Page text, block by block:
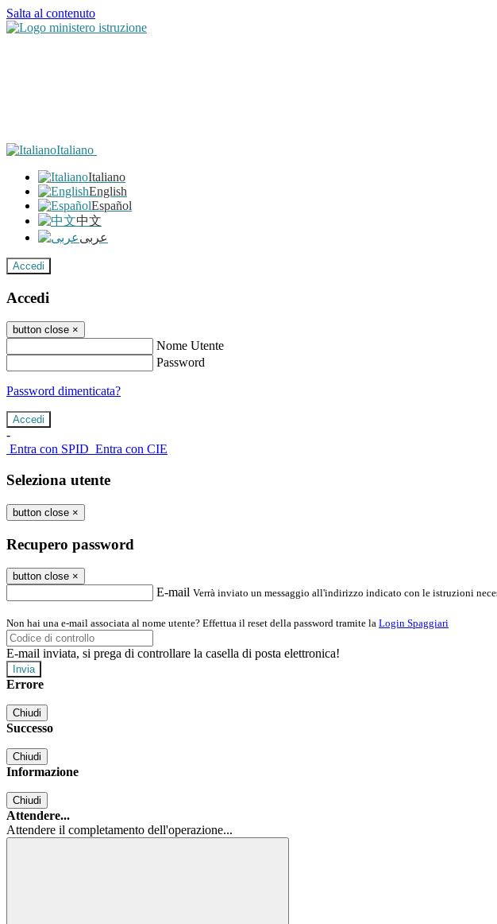
Salta al contenuto
Italiano
Italiano
English
Español
中文
عربى
Accedi
Accedi
button close ×
Nome Utente
Password
Password dimenticata?
-
Entra con SPID Entra con CIE
Seleziona utente
button close ×
Recupero password
button close ×
E-mail Verrà inviato un messaggio all'indirizzo indicato con le istruzioni
Non hai una e-mail associata al nome utente? Effettua il reset della password tramite la Login Spaggiari
E-mail inviata, si prega di controllare la casella di posta elettronica!
Errore
Chiudi
Successo
Chiudi
Informazione
Chiudi
Attendere...
Attendere il completamento dell'operazione...